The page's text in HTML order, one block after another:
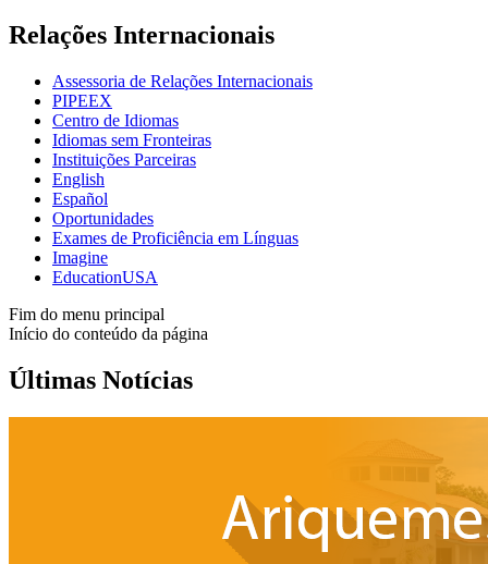
Relações Internacionais
Assessoria de Relações Internacionais
PIPEEX
Centro de Idiomas
Idiomas sem Fronteiras
Instituições Parceiras
English
Español
Oportunidades
Exames de Proficiência em Línguas
Imagine
EducationUSA
Fim do menu principal
Início do conteúdo da página
Últimas Notícias